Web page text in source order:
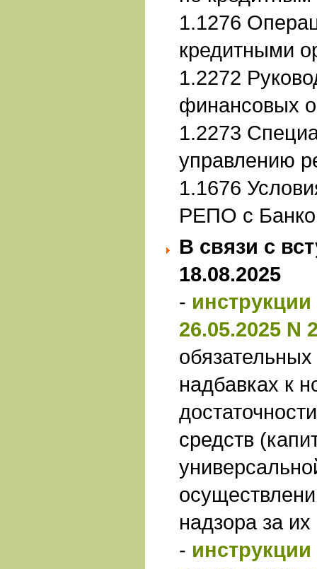
1.1276
кредитными
1.2272
финансовых
1.2273
управлению
1.1676
РЕПО с
В связи с
18.08.2025
-
26.05.2025 N
надбавках к
средств
надзора за
-